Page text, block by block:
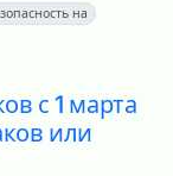
на
с 1 марта
или